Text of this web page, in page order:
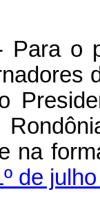
Para o
na
de